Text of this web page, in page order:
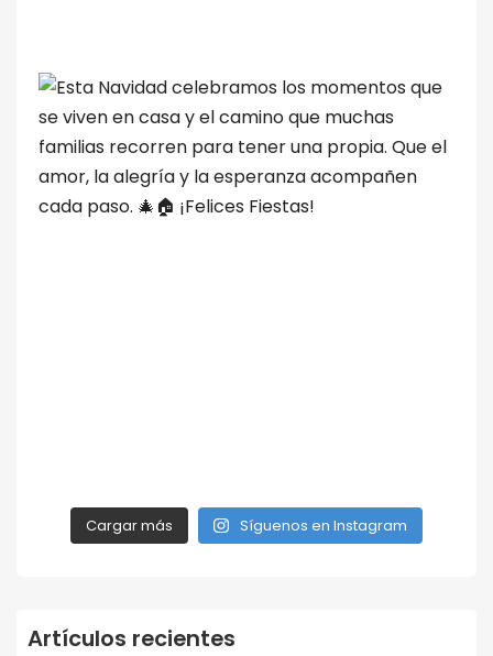
Cargar más Síguenos en Instagram
Artículos recientes